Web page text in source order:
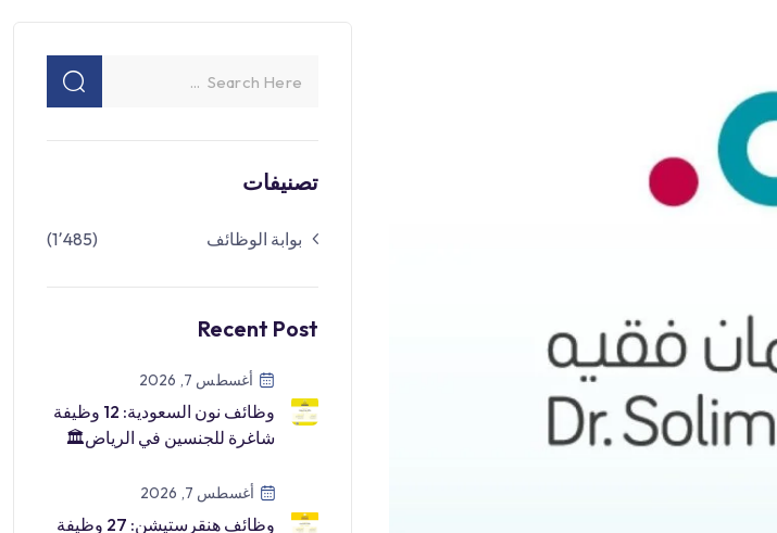
تصنيفات
بوابة الوظائف (1٬485)
Recent Post
أغسطس 7, 2026
وظائف نون السعودية: 12 وظيفة
شاغرة للجنسين في الرياض🏛
الشو […]
أغسطس 7, 2026
وظائف هنقرستيشن: 27 وظيفة